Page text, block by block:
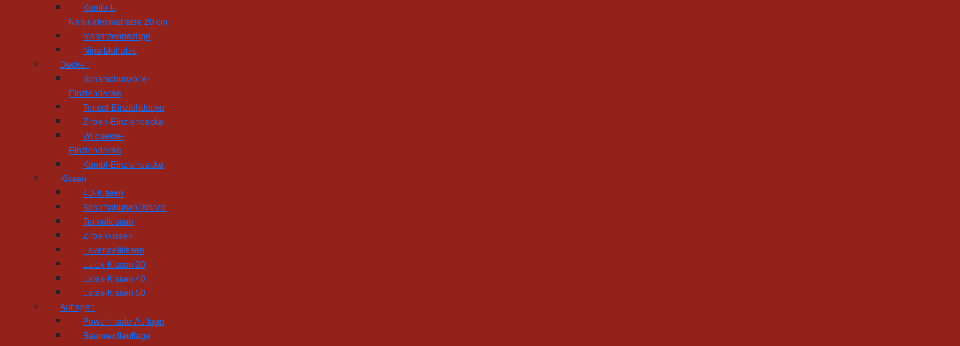
Komfort-
Naturlatexmatratze 20 cm
Matratzenbezüge
Nina Matratze
Decken
Schafschurwolle-
Einziehdecke
Tencel-Einziehdecke
Zirben-Einziehdecke
Wildseide-
Einziehdecke
Kombi-Einziehdecke
Kissen
4D-Kissen
Schafschurwollkissen
Tencelkissen
Zirbenkissen
Lavendelkissen
Latex-Kissen 30
Latex-Kissen 40
Latex-Kissen 50
Auflagen
Powerinsole-Auflage
Baumwollauflage
regional | nachhaltig | Tischlerei Hösel
Liebe Besucherinnen, liebe Besucher,
Weg zu uns gefunden haben. Hier können Sie sich einen ersten Eindruck über uns und unsere Arbeit
Unternehmenskonzept und die Zufriedenheit unserer Kund:innen im Mittelpunkt stehen.
Schon heute laden wir Sie ein, uns auch einmal ganz persönlich im WOHNMEISTERHAUS zu besuchen,
um sich von uns und unserer Philosophie zu überzeugen. Es erwartet Sie eine über 200m² große
Wohnausstellung, in der wir Sie zu Ihren ganz persönlichen Wohnvorstellungen beraten. Hier können
Sie verschiedene Hölzer in Augenschein nehmen, passende Materialien und Farben aussuchen und an
vielen Wohnbeispielen die Funktion des neuen Möbelstücks ausprobieren.
Mit wohnmeisterlichen Grüßen